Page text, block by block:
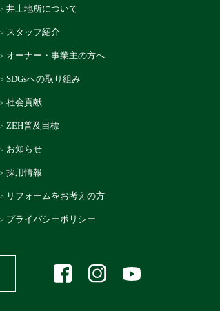
井上地所について
スタッフ紹介
オーナー・事業主の方へ
SDGsへの取り組み
社会貢献
ZEH普及目標
お知らせ
採用情報
リフォームをお考えの方
プライバシーポリシー